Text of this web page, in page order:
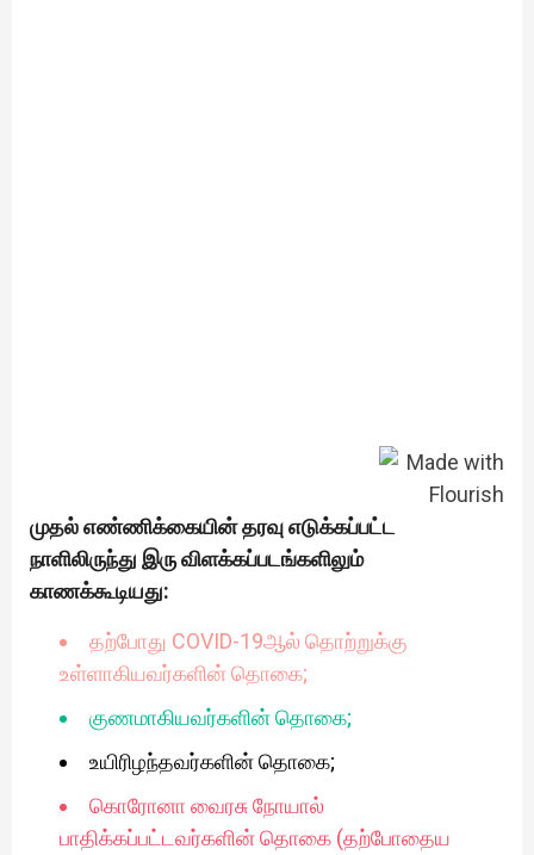
முதல் எண்ணிக்கையின் தரவு எடுக்கப்பட்ட
நாளிலிருந்து இரு விளக்கப்படங்களிலும்
காணக்கூடியது:
தற்போது COVID-19ஆல் தொற்றுக்கு
உள்ளாகியவர்களின் தொகை;
குணமாகியவர்களின் தொகை;
உயிரிழந்தவர்களின் தொகை;
கொரோனா வைரசு நோயால்
பாதிக்கப்பட்டவர்களின் தொகை (தற்போதைய